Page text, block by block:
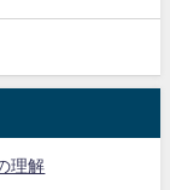
理解